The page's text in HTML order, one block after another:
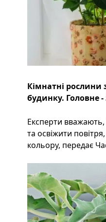
Кімнатні рослини
будинку. Головне
Експерти
та освіжити
кольору, передає